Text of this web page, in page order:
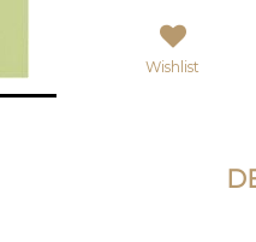
Wishlist